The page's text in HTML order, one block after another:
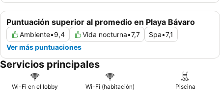
Puntuación superior al promedio en Playa Bávaro
Ambiente•9,4 Vida nocturna•7,7 Spa•7,1
Ver más puntuaciones
Servicios principales
Wi-Fi en el lobby Wi-Fi (habitación) Piscina